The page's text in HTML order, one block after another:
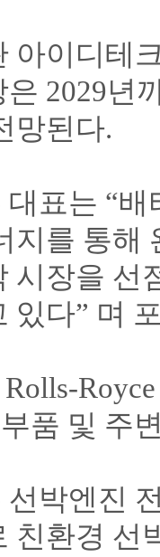
아이디테
은 2029년
망된다.
대표는 “배
지를 통
시장을 선
있다” 며
Rolls-
부품 및 주
박엔진
친환경 선